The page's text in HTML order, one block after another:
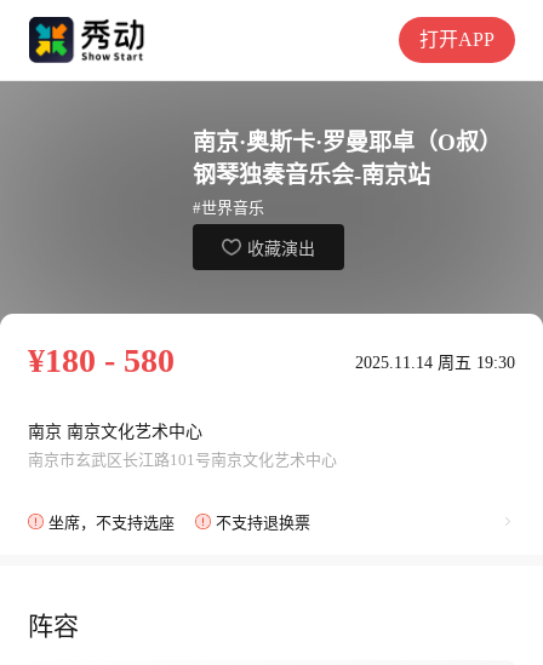
打开APP
南京·奥斯卡·罗曼耶卓（O叔）
钢琴独奏音乐会-南京站
#世界音乐
收藏演出
¥180 - 580 2025.11.14 周五 19:30
南京 南京文化艺术中心
南京市玄武区长江路101号南京文化艺术中心
坐席，不支持选座 不支持退换票
阵容